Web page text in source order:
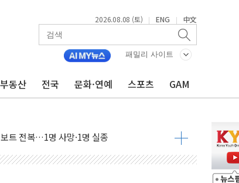
2026.08.08 (토) | ENG | 中文
패밀리 사이트
부동산 전국 문화·연예 스포츠 GAM
습 한계·탄약 부족 현실화
50㎜ 폭우…강원 동해안 강한 비 어어져
…60대 남성 2명 숨져
는 일 없게"…'결혼 페널티' 22개 과제 손본다
날 참석..."국제적 시민 연대로 목소리 내야"
종 60대 나흘만에 숨진 채 발견